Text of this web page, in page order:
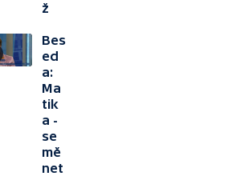
ž
Bes
ed
a:
Ma
tik
a -
se
mě
net